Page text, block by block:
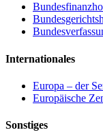
Internationales
Europa – der
Europäische
Sonstiges